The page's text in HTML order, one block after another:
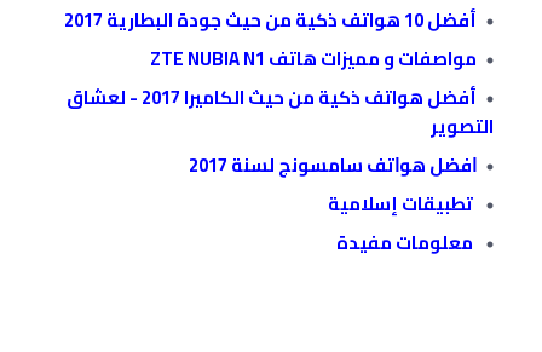
أفضل 10 هواتف ذكية من حيث جودة البطارية 2017
مواصفات و مميزات هاتف ZTE NUBIA N1
أفضل هواتف ذكية من حيث الكاميرا 2017 - لعشاق
التصوير
ﺍﻓﻀﻞ ﻫﻮﺍﺗﻒ ﺳﺎﻣﺴﻮﻧﺞ لسنة 2017
تطبيقات إسلامية
معلومات مفيدة